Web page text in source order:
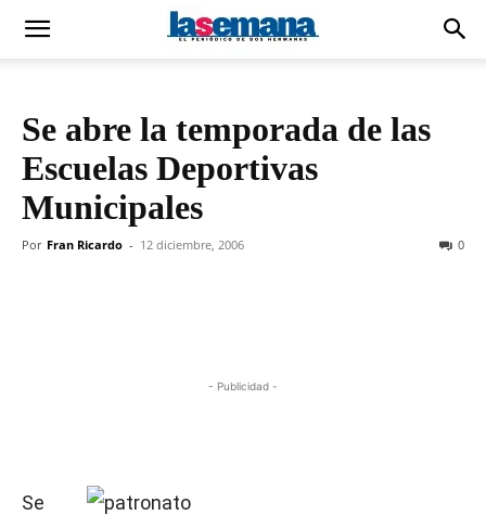
Se abre la temporada de las
Escuelas Deportivas
Municipales
Por Fran Ricardo - 12 diciembre, 2006 0
- Publicidad -
Se